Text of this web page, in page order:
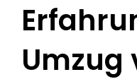
Umzug